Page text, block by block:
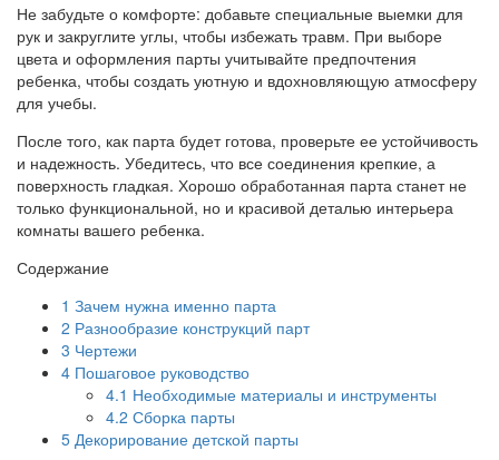
Не забудьте о комфорте: добавьте специальные выемки для
рук и закруглите углы, чтобы избежать травм. При выборе
цвета и оформления парты учитывайте предпочтения
ребенка, чтобы создать уютную и вдохновляющую атмосферу
для учебы.
После того, как парта будет готова, проверьте ее устойчивость
и надежность. Убедитесь, что все соединения крепкие, а
поверхность гладкая. Хорошо обработанная парта станет не
только функциональной, но и красивой деталью интерьера
комнаты вашего ребенка.
Содержание
1 Зачем нужна именно парта
2 Разнообразие конструкций парт
3 Чертежи
4 Пошаговое руководство
4.1 Необходимые материалы и инструменты
4.2 Сборка парты
5 Декорирование детской парты